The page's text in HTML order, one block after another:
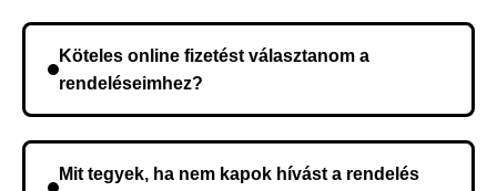
kerül, és ez az időtartam függ a szállítási címtől.
Köteles online fizetést választanom a
rendeléseimhez?
Mit tegyek, ha nem kapok hívást a rendelés